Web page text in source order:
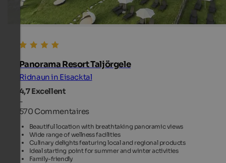
Panorama Resort Taljörgele
Ridnaun in Eisacktal
4,7Excellent
-
570 Commentaires
Beautiful location with breathtaking panoramic views
Wide range of wellness facilities
Culinary delights featuring local and regional products
Ideal starting point for summer and winter activities
Family-friendly